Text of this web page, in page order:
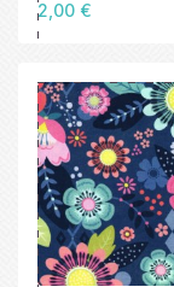
Prix
2,00 €